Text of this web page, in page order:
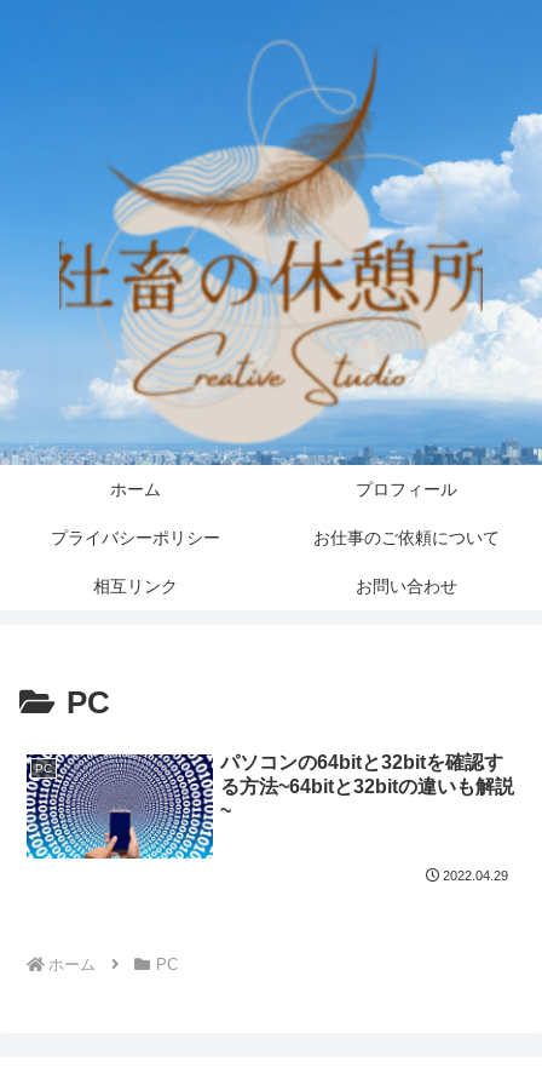
ホーム プロフィール
プライバシーポリシー お仕事のご依頼について
相互リンク お問い合わせ
PC
PC
パソコンの64bitと32bitを確認す
る方法~64bitと32bitの違いも解説
~
2022.04.29
ホーム PC